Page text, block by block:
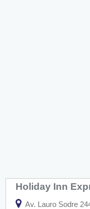
Holiday Inn
Av. Lauro Sodre